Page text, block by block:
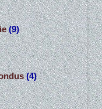
(9)
(4)